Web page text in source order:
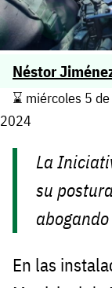
Néstor
⌛️ miércoles 5
2024
La
su
En las